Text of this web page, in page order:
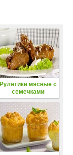
Рулетики мясные с
семечками